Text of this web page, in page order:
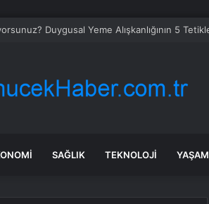
Atlı Binicilik Merkezi Oluyor
SAĞLIK TEKNOLOJI YAŞAM